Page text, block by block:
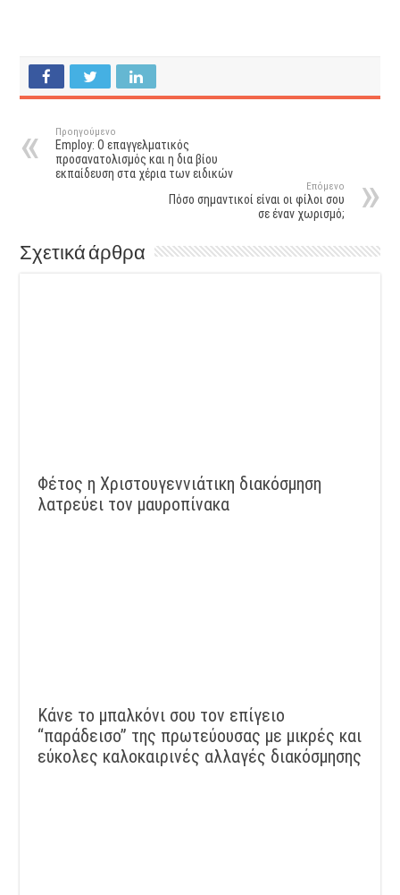
Προηγούμενο
Employ: Ο επαγγελματικός
προσανατολισμός και η δια βίου
εκπαίδευση στα χέρια των ειδικών
Επόμενο
Πόσο σημαντικοί είναι οι φίλοι σου
σε έναν χωρισμό;
Σχετικά άρθρα
Φέτος η Χριστουγεννιάτικη διακόσμηση
λατρεύει τον μαυροπίνακα
Κάνε το μπαλκόνι σου τον επίγειο
“παράδεισο” της πρωτεύουσας με μικρές και
εύκολες καλοκαιρινές αλλαγές διακόσμησης